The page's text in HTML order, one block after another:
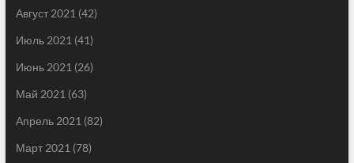
Август 2021 (42)
Июль 2021 (41)
Июнь 2021 (26)
Май 2021 (63)
Апрель 2021 (82)
Март 2021 (78)